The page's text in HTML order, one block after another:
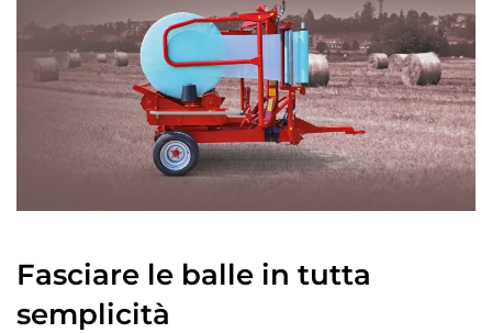
Fasciare le balle in tutta
semplicità